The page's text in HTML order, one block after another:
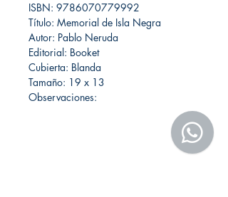
ISBN: 9786070779992
Título: Memorial de Isla Negra
Autor: Pablo Neruda
Editorial: Booket
Cubierta: Blanda
Tamaño: 19 x 13
Observaciones: